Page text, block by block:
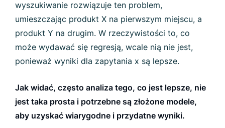
wyszukiwanie rozwiązuje ten problem,
umieszczając produkt X na pierwszym miejscu, a
produkt Y na drugim. W rzeczywistości to, co
może wydawać się regresją, wcale nią nie jest,
ponieważ wyniki dla zapytania x są lepsze.
Jak widać, często analiza tego, co jest lepsze, nie
jest taka prosta i potrzebne są złożone modele,
aby uzyskać wiarygodne i przydatne wyniki.